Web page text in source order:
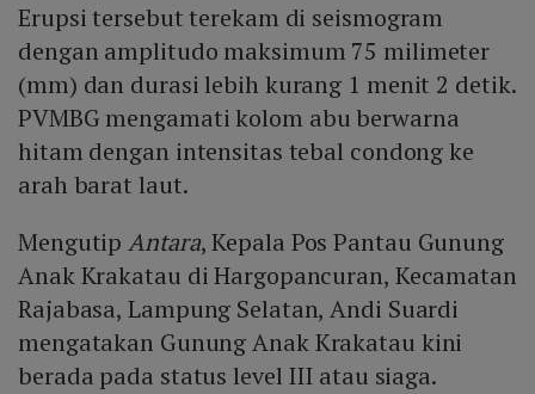
Erupsi tersebut terekam di seismogram
dengan amplitudo maksimum 75 milimeter
(mm) dan durasi lebih kurang 1 menit 2 detik.
PVMBG mengamati kolom abu berwarna
hitam dengan intensitas tebal condong ke
arah barat laut.
MengutipAntara, Kepala Pos Pantau Gunung
Anak Krakatau di Hargopancuran, Kecamatan
Rajabasa, Lampung Selatan, Andi Suardi
mengatakan Gunung Anak Krakatau kini
berada pada status level III atau siaga.